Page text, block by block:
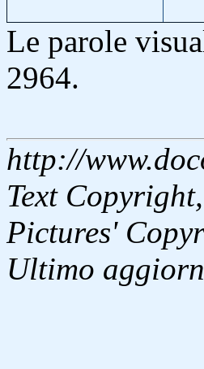
Le parole
2964.
http://
Text Copyright,
Pictures'
Ultimo